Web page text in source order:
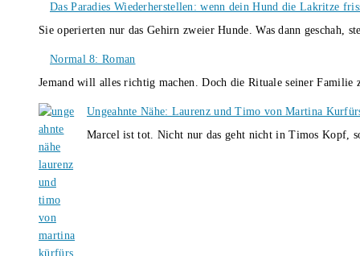
Das Paradies Wiederherstellen: wenn dein Hund die Lakritze
Sie operierten nur das Gehirn zweier Hunde. Was dann
Normal 8: Roman
Jemand will alles richtig machen. Doch die Rituale seiner
Ungeahnte Nähe: Laurenz und Timo von Martina
Marcel ist tot. Nicht nur das geht nicht in Timos Kopf,